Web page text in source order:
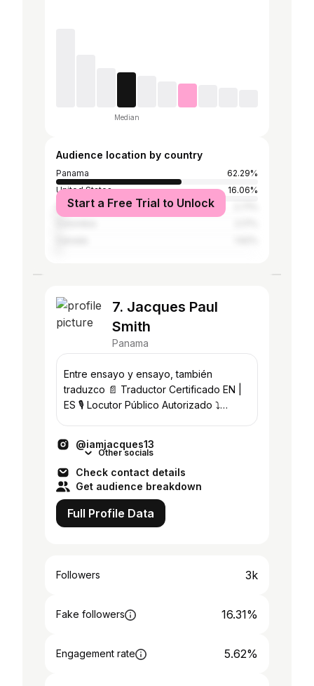
Median
Audience location by country
Panama
62.29%
United States
16.06%
Spain
Start a Free Trial to Unlock
7. Jacques Paul
Smith
Panama
Entre ensayo y ensayo, también
traduzco 📄 Traductor Certificado EN |
ES 🎙️ Locutor Público Autorizado ⤵️
@iamjacques13
Other socials
Check contact details
Get audience breakdown
Full Profile Data
Followers 3k
Fake followers 16.31%
Engagement rate 5.62%